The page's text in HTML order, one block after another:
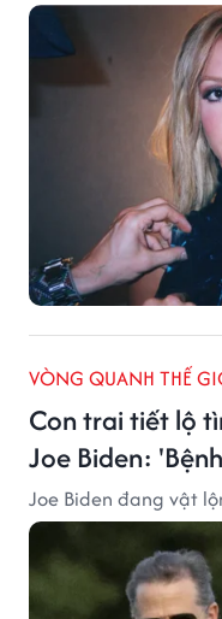
VÒNG QUANH THẾ
Con trai tiết lộ
Joe Biden:
Joe Biden đang vật